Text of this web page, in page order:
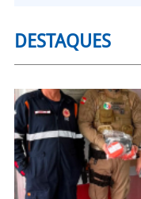
DESTAQUES